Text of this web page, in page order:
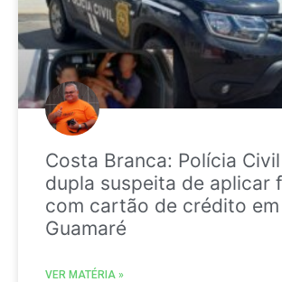
Costa Branca: Polícia
dupla suspeita de aplicar
com cartão de crédito em
Guamaré
VER MATÉRIA »